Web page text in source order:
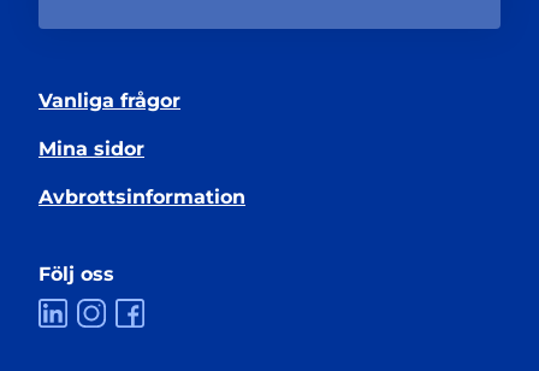
Vanliga frågor
Mina sidor
Avbrottsinformation
Följ oss